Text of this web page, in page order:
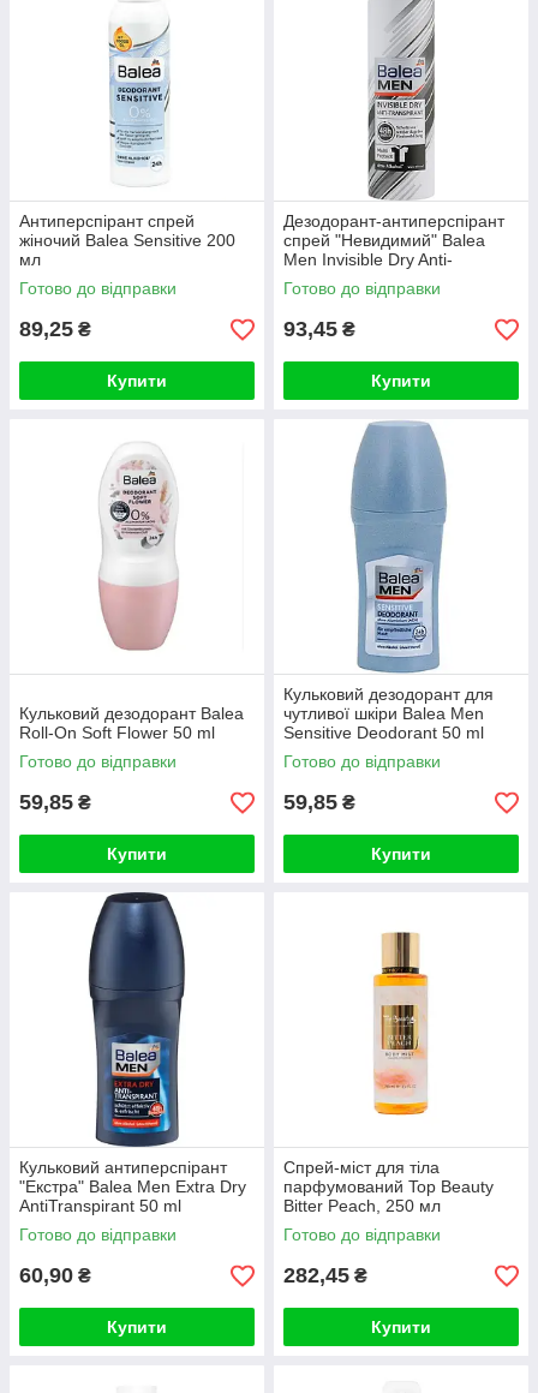
Антиперспірант спрей
жіночий Balea Sensitive 200
мл
Готово до відправки
89,25 ₴
Купити
Дезодорант-антиперспірант
спрей "Невидимий" Balea
Men Invisible Dry Anti-
Transpirant 200 ml
Готово до відправки
93,45 ₴
Купити
Кульковий дезодорант Balea
Roll-On Soft Flower 50 ml
Готово до відправки
59,85 ₴
Купити
Кульковий дезодорант для
чутливої шкіри Balea Men
Sensitive Deodorant 50 ml
Готово до відправки
59,85 ₴
Купити
Кульковий антиперспірант
"Екстра" Balea Men Extra Dry
AntiTranspirant 50 ml
Готово до відправки
60,90 ₴
Купити
Спрей-міст для тіла
парфумований Top Beauty
Bitter Peach, 250 мл
Готово до відправки
282,45 ₴
Купити